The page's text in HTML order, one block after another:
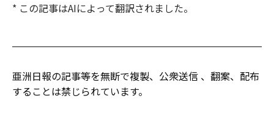
* この記事はAIによって翻訳されました。
亜洲日報の記事等を無断で複製、公衆送信 、翻案、配布
することは禁じられています。